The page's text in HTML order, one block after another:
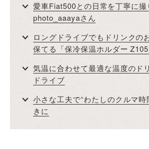
愛車Fiat500との日常を丁寧に撮
photo_aaayaさん
ロングドライブでもドリンクの
保てる「保冷保温ホルダー Z105
気温に合わせて最適な温度のド
ドライブ
小さな工夫で“わたしのクルマ時
きに